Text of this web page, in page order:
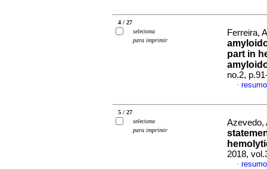
4 / 27
seleciona
para imprimir
Ferreira,
part in
no.2,
·
5 / 27
seleciona
para imprimir
Azevedo,
2018,
·